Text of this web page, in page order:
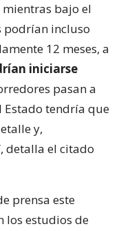
mientras bajo el
podrían incluso
12 meses, a
iniciarse
pasan a
Estado tendría que
y,
detalla el citado
prensa este
los estudios de